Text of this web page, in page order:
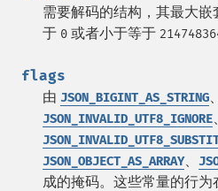
需要解码的结构，其最大
于 0 或者小于等于
flags
由 JSON_BIGINT_AS_STRING、
JSON_INVALID_UTF8_IGNORE、
JSON_OBJECT_AS_ARRAY、
成的掩码。这些常量的行为